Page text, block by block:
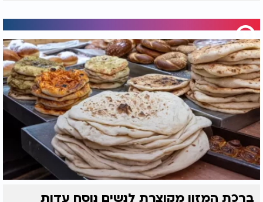
ברכת המזון מקוצרת לנשים נוסח עדות